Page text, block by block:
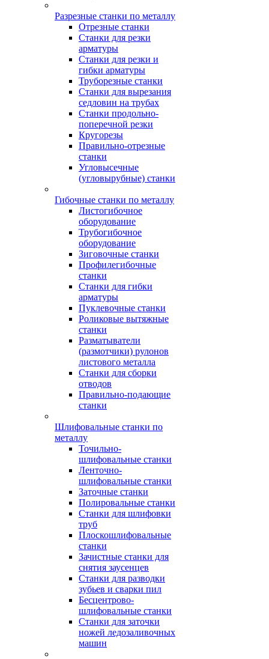
Разрезные станки по металлу
Отрезные станки
Станки для резки
арматуры
Станки для резки и
гибки арматуры
Труборезные станки
Станки для вырезания
седловин на трубаx
Станки продольно-
поперечной резки
Кругорезы
Правильно-отрезные
станки
Угловысечные
(угловырубные) станки
Гибочные станки по металлу
Листогибочное
оборудование
Трубогибочное
оборудование
Зиговочные станки
Профилегибочные
станки
Станки для гибки
арматуры
Пуклевочные станки
Роликовые вытяжные
станки
Разматыватели
(размотчики) рулонов
листового металла
Станки для сборки
отводов
Правильно-подающие
станки
Шлифовальные станки по
металлу
Точильно-
шлифовальные станки
Ленточно-
шлифовальные станки
Заточные станки
Полировальные станки
Станки для шлифовки
труб
Плоскошлифовальные
станки
Зачистные станки для
снятия заусенцев
Станки для разводки
зубьев и сварки пил
Бесцентрово-
шлифовальные станки
Станки для заточки
ножей ледозаливочных
машин